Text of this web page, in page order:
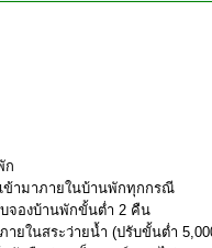
ก
เข้ามาภายในบ้านพักทุกกรณี
จองบ้านพักขั้นต่ำ 2 คืน
ยในสระว่ายน้ำ (ปรับขั้นต่ำ